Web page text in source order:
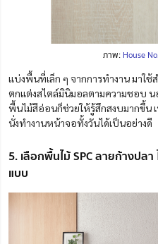
ภาพ: House
แบ่งพื้นที่เล็ก ๆ จากการทำงาน มาใช้
ตกแต่งสไตล์มินิมอลตามความชอบ น
พื้นไม้สีอ่อนก็ช่วยให้รู้สึกสงบมากขึ้น
นั่งทำงานหน้าจอทั้งวันได้เป็นอย่างดี
5. เลือกพื้นไม้ SPC ลายก้างปล
แบบ